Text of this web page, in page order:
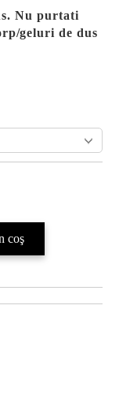
Nu purtati
geluri de dus